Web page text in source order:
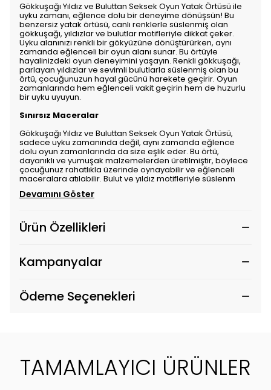
Gökkuşağı Yıldız ve Buluttan Seksek Oyun Yatak Örtüsü ile
uyku zamanı, eğlence dolu bir deneyime dönüşsün! Bu
benzersiz yatak örtüsü, canlı renklerle süslenmiş olan
gökkuşağı, yıldızlar ve bulutlar motifleriyle dikkat çeker.
Uyku alanınızı renkli bir gökyüzüne dönüştürürken, aynı
zamanda eğlenceli bir oyun alanı sunar. Bu örtüyle
hayalinizdeki oyun deneyimini yaşayın. Renkli gökkuşağı,
parlayan yıldızlar ve sevimli bulutlarla süslenmiş olan bu
örtü, çocuğunuzun hayal gücünü harekete geçirir. Oyun
zamanlarında hem eğlenceli vakit geçirin hem de huzurlu
bir uyku uyuyun.
Sınırsız Maceralar
Gökkuşağı Yıldız ve Buluttan Seksek Oyun Yatak Örtüsü,
sadece uyku zamanında değil, aynı zamanda eğlence
dolu oyun zamanlarında da size eşlik eder. Bu örtü,
dayanıklı ve yumuşak malzemelerden üretilmiştir, böylece
çocuğunuz rahatlıkla üzerinde oynayabilir ve eğlenceli
maceralara atılabilir. Bulut ve yıldız motifleriyle süslenm
Devamını Göster
Ürün Özellikleri
Kampanyalar
Ödeme Seçenekleri
TAMAMLAYICI ÜRÜNLER